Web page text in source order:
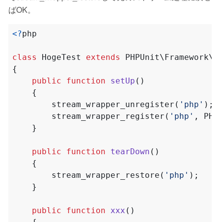
ばOK。
<?php
class HogeTest extends
{
public
function setUp ()
{
stream_wrapper_unregister ( 'php' );
stream_wrapper_register ( 'php' ,
}
public function tearDown ()
{
stream_wrapper_restore ( 'php' );
}
public function xxx ()